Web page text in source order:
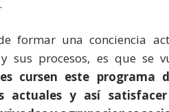
formar una conciencia
sus procesos, es que se
cursen este programa
actuales y así